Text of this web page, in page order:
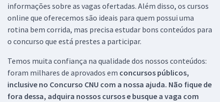
informações sobre as vagas ofertadas. Além disso, os cursos
online que oferecemos são ideais para quem possui uma
rotina bem corrida, mas precisa estudar bons conteúdos para
o concurso que está prestes a participar.
Temos muita confiança na qualidade dos nossos conteúdos:
foram milhares de aprovados em concursos públicos,
inclusive no Concurso CNU com a nossa ajuda. Não fique de
fora dessa, adquira nossos cursos e busque a vaga com